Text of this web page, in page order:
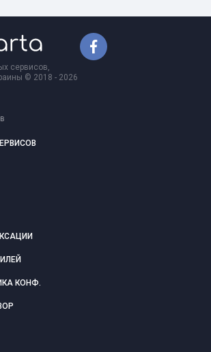
сервисов,
© 2018 - 2026
КОНФ.